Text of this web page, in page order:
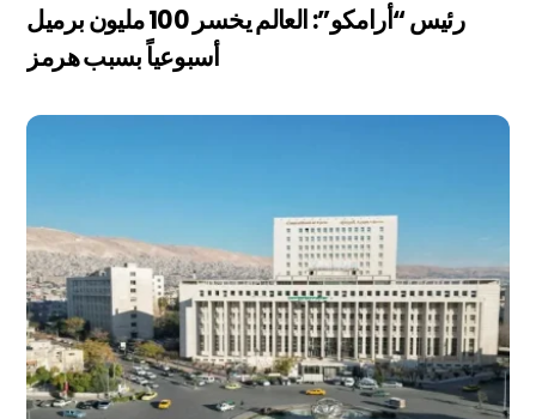
رئيس “أرامكو”: العالم يخسر 100 مليون برميل
أسبوعياً بسبب هرمز